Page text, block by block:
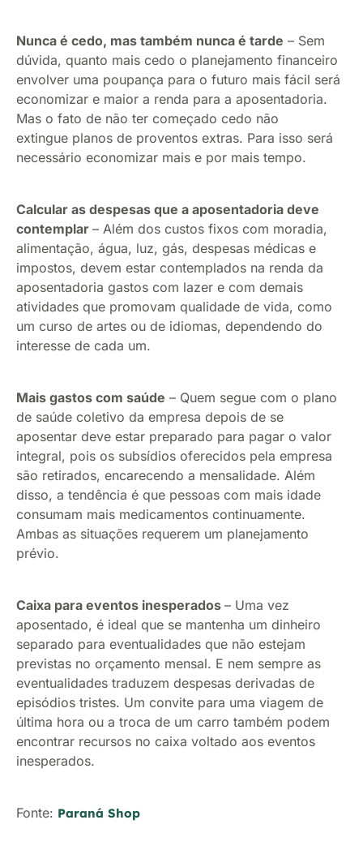
Nunca é cedo, mas também nunca é tarde – Sem
dúvida, quanto mais cedo o planejamento financeiro
envolver uma poupança para o futuro mais fácil será
economizar e maior a renda para a aposentadoria.
Mas o fato de não ter começado cedo não
extingue planos de proventos extras. Para isso será
necessário economizar mais e por mais tempo.
Calcular as despesas que a aposentadoria deve
contemplar – Além dos custos fixos com moradia,
alimentação, água, luz, gás, despesas médicas e
impostos, devem estar contemplados na renda da
aposentadoria gastos com lazer e com demais
atividades que promovam qualidade de vida, como
um curso de artes ou de idiomas, dependendo do
interesse de cada um.
Mais gastos com saúde – Quem segue com o plano
de saúde coletivo da empresa depois de se
aposentar deve estar preparado para pagar o valor
integral, pois os subsídios oferecidos pela empresa
são retirados, encarecendo a mensalidade. Além
disso, a tendência é que pessoas com mais idade
consumam mais medicamentos continuamente.
Ambas as situações requerem um planejamento
prévio.
Caixa para eventos inesperados – Uma vez
aposentado, é ideal que se mantenha um dinheiro
separado para eventualidades que não estejam
previstas no orçamento mensal. E nem sempre as
eventualidades traduzem despesas derivadas de
episódios tristes. Um convite para uma viagem de
última hora ou a troca de um carro também podem
encontrar recursos no caixa voltado aos eventos
inesperados.
Fonte: Paraná Shop